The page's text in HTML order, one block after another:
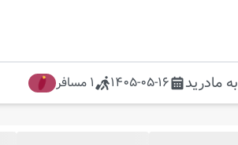
به مادرید 1405-05-16
1 مسافر